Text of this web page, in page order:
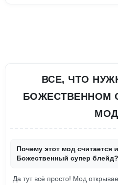
ВСЕ, ЧТО
БОЖЕСТВЕННОМ
Почему этот мод считается
Божественный супер блейд?
Да тут всё просто! Мод